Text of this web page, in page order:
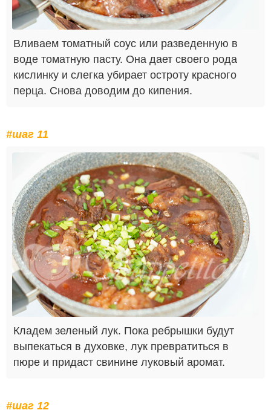
Вливаем томатный соус или разведенную в
воде томатную пасту. Она дает своего рода
кислинку и слегка убирает остроту красного
перца. Снова доводим до кипения.
#шаг 11
Кладем зеленый лук. Пока ребрышки будут
выпекаться в духовке, лук превратиться в
пюре и придаст свинине луковый аромат.
#шаг 12